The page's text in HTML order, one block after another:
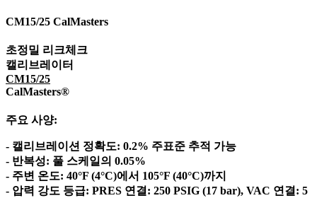
CM15/25 CalMasters​
초정밀 리크체크
캘리브레이터
CM15/25
CalMasters®
주요 사양:
- 캘리브레이션 정확도: 0.2% 주표준 추적 가능
- 반복성: 풀 스케일의 0.05%
- 주변 온도: 40°F (4°C)에서 105°F (40°C)까지
- 압력 강도 등급: PRES 연결: 250 PSIG (17 bar), VAC 연결: 5